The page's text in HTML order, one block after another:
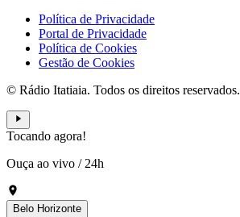
Política de Privacidade
Portal de Privacidade
Política de Cookies
Gestão de Cookies
© Rádio Itatiaia. Todos os direitos reservados.
Tocando agora!
Ouça ao vivo / 24h
Belo Horizonte